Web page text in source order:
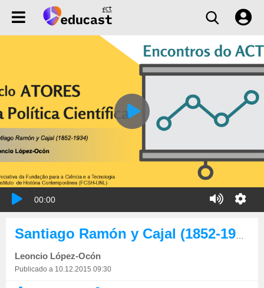
00:00
Leoncio López-Ocón
Publicado a 10.12.2015 09:30